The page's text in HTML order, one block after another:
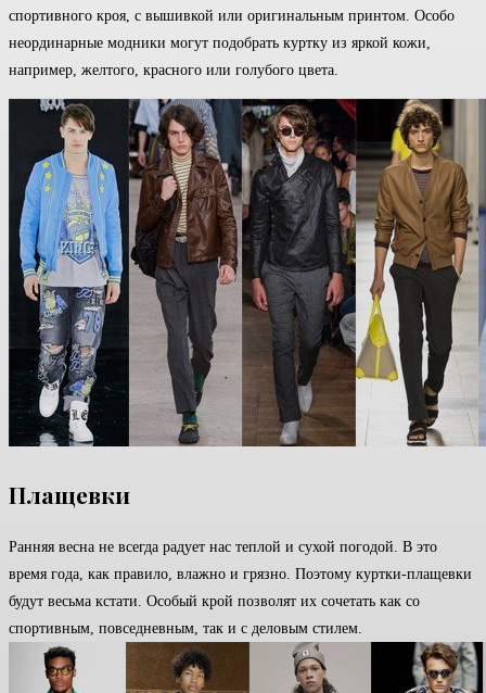
спортивного кроя, с вышивкой или оригинальным принтом. Особо
неординарные модники могут подобрать куртку из яркой кожи,
например, желтого, красного или голубого цвета.
Плащевки
Ранняя весна не всегда радует нас теплой и сухой погодой. В это
время года, как правило, влажно и грязно. Поэтому куртки-плащевки
будут весьма кстати. Особый крой позволят их сочетать как со
спортивным, повседневным, так и с деловым стилем.